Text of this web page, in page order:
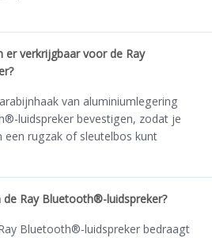
er verkrijgbaar voor de Ray
van aluminiumlegering
luidspreker bevestigen, zodat je
een rugzak of sleutelbos kunt
Ray Bluetooth®-luidspreker?
Bluetooth®-luidspreker bedraagt